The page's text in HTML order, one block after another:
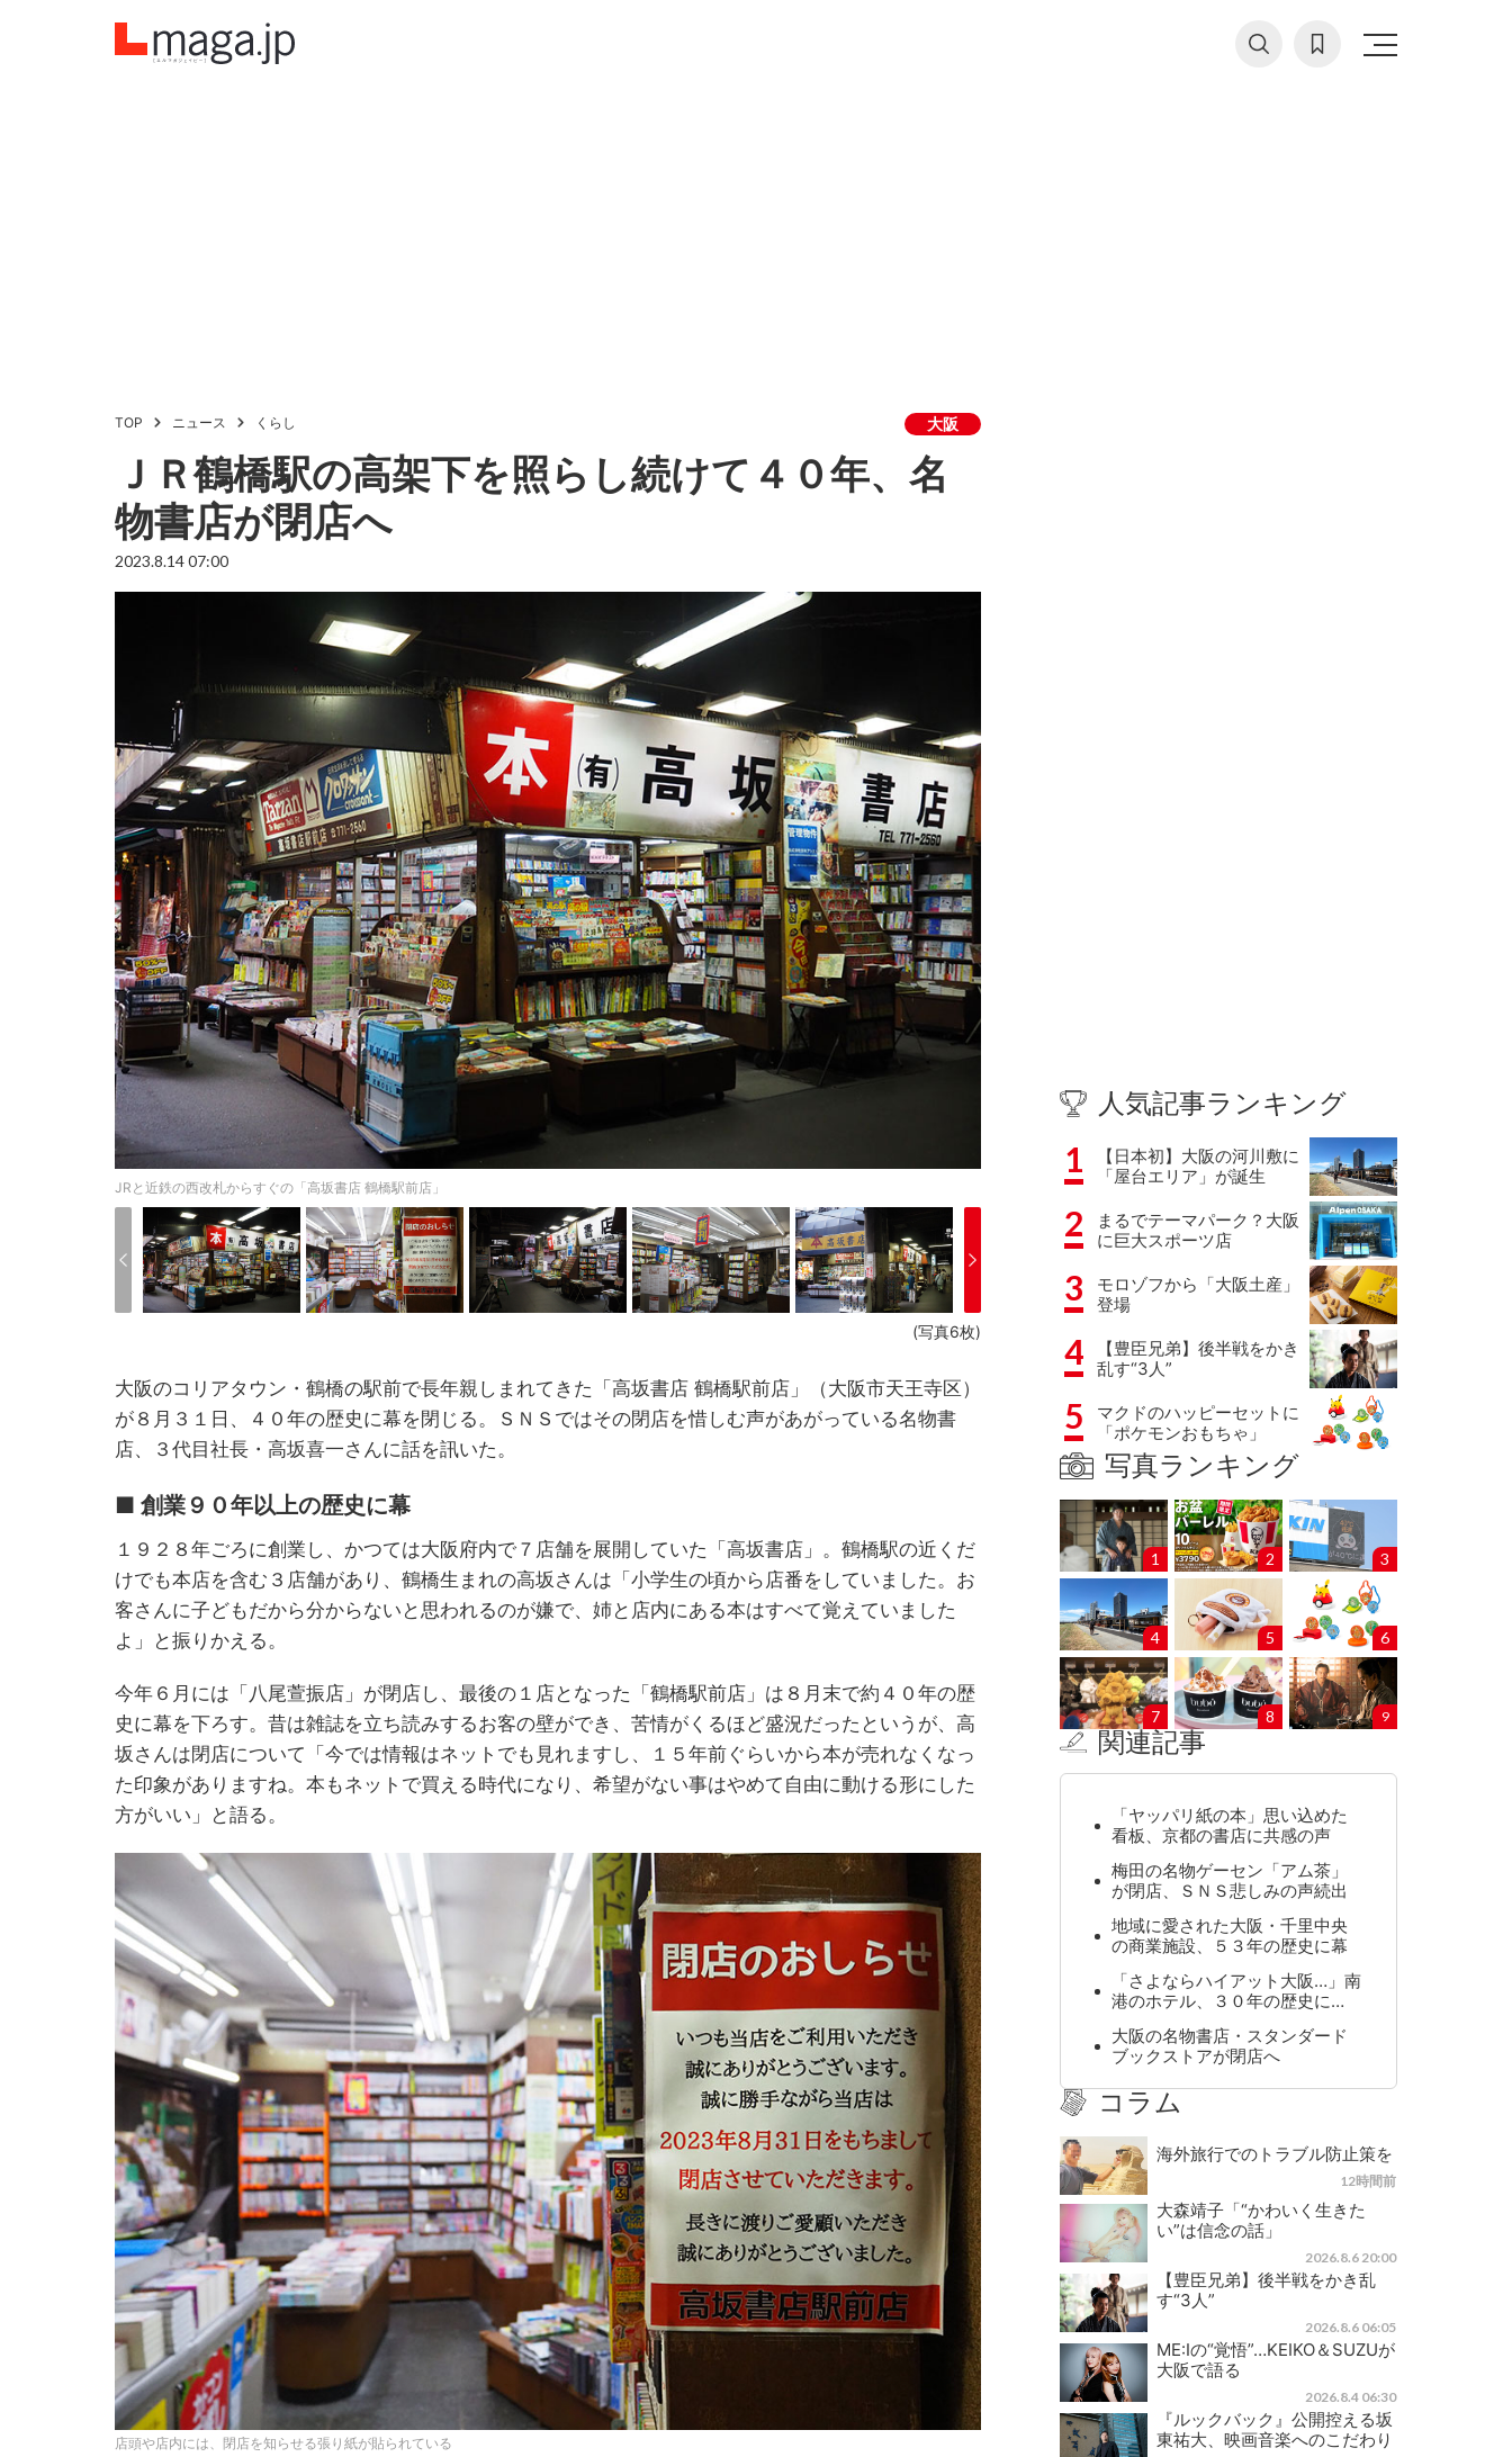
TOP ニュース くらし 大阪
ＪＲ鶴橋駅の高架下を照らし続けて４０年、名
物書店が閉店へ
2023.8.14 07:00
JRと近鉄の西改札からすぐの「高坂書店 鶴橋駅前店」
(写真6枚)
大阪のコリアタウン・鶴橋の駅前で長年親しまれてきた「高坂書店 鶴橋駅前店」（大阪市天王寺区）
が８月３１日、４０年の歴史に幕を閉じる。ＳＮＳではその閉店を惜しむ声があがっている名物書
店、３代目社長・高坂喜一さんに話を訊いた。
■ 創業９０年以上の歴史に幕
１９２８年ごろに創業し、かつては大阪府内で７店舗を展開していた「高坂書店」。鶴橋駅の近くだ
けでも本店を含む３店舗があり、鶴橋生まれの高坂さんは「小学生の頃から店番をしていました。お
客さんに子どもだから分からないと思われるのが嫌で、姉と店内にある本はすべて覚えていました
よ」と振りかえる。
今年６月には「八尾萱振店」が閉店し、最後の１店となった「鶴橋駅前店」は８月末で約４０年の歴
史に幕を下ろす。昔は雑誌を立ち読みするお客の壁ができ、苦情がくるほど盛況だったというが、高
坂さんは閉店について「今では情報はネットでも見れますし、１５年前ぐらいから本が売れなくなっ
た印象がありますね。本もネットで買える時代になり、希望がない事はやめて自由に動ける形にした
方がいい」と語る。
店頭や店内には、閉店を知らせる張り紙が貼られている
人気記事ランキング
1
【日本初】大阪の河川敷に
「屋台エリア」が誕生
2
まるでテーマパーク？大阪
に巨大スポーツ店
3
モロゾフから「大阪土産」
登場
4
【豊臣兄弟】後半戦をかき
乱す“3人”
5
マクドのハッピーセットに
「ポケモンおもちゃ」
写真ランキング
1 2 3
4 5 6
7 8 9
関連記事
「ヤッパリ紙の本」思い込めた
看板、京都の書店に共感の声
梅田の名物ゲーセン「アム茶」
が閉店、ＳＮＳ悲しみの声続出
地域に愛された大阪・千里中央
の商業施設、５３年の歴史に幕
「さよならハイアット大阪…」南
港のホテル、３０年の歴史に…
大阪の名物書店・スタンダード
ブックストアが閉店へ
コラム
海外旅行でのトラブル防止策を
12時間前
大森靖子「“かわいく生きた
い”は信念の話」
2026.8.6 20:00
【豊臣兄弟】後半戦をかき乱
す“3人”
2026.8.6 06:05
ME:Iの“覚悟”…KEIKO＆SUZUが
大阪で語る
2026.8.4 06:30
『ルックバック』公開控える坂
東祐大、映画音楽へのこだわり